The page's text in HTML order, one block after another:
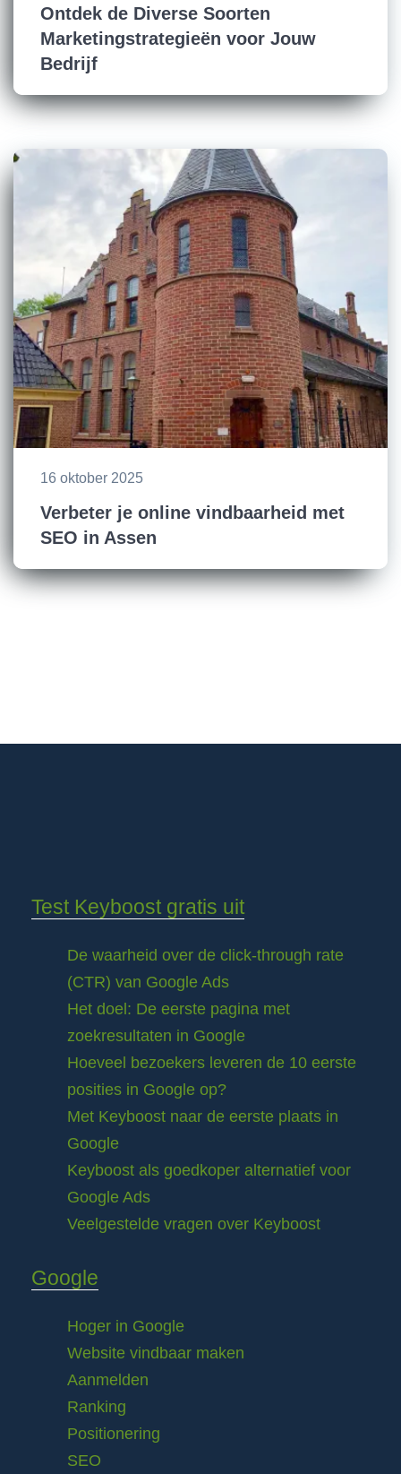
Ontdek de Diverse Soorten
Marketingstrategieën voor Jouw
Bedrijf
16 oktober 2025
Verbeter je online vindbaarheid met
SEO in Assen
Test Keyboost gratis uit
De waarheid over de click-through rate
(CTR) van Google Ads
Het doel: De eerste pagina met
zoekresultaten in Google
Hoeveel bezoekers leveren de 10 eerste
posities in Google op?
Met Keyboost naar de eerste plaats in
Google
Keyboost als goedkoper alternatief voor
Google Ads
Veelgestelde vragen over Keyboost
Google
Hoger in Google
Website vindbaar maken
Aanmelden
Ranking
Positionering
SEO